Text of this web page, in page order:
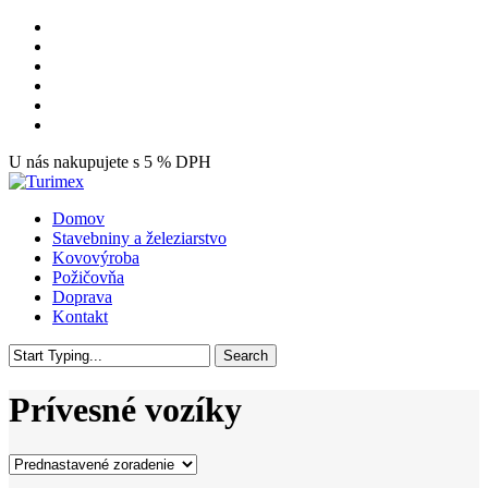
Skip
main
content
U nás nakupujete s 5 % DPH
Menu
Domov
Stavebniny a železiarstvo
Kovovýroba
Požičovňa
Doprava
Kontakt
Search
Search
Prívesné vozíky